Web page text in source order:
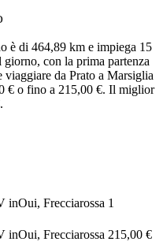
è di 464,89 km e impiega 15
con la prima partenza
da Prato a Marsiglia
€ o fino a 215,00 €. Il miglior
Frecciarossa 1
Frecciarossa 215,00 €